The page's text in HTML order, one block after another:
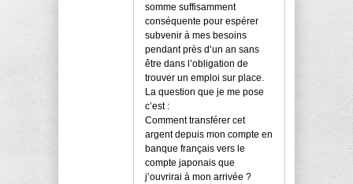
somme suffisamment
conséquente pour espérer
subvenir à mes besoins
pendant près d’un an sans
être dans l’obligation de
trouver un emploi sur place.
La question que je me pose
c’est :
Comment transférer cet
argent depuis mon compte en
banque français vers le
compte japonais que
j’ouvrirai à mon arrivée ?